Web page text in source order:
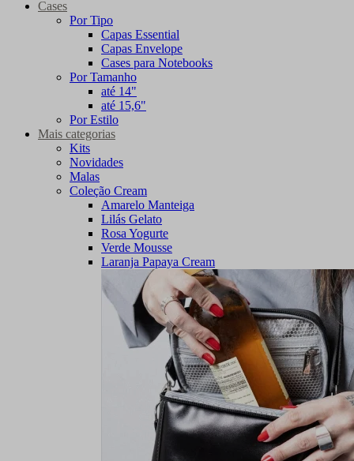
Cases
Por Tipo
Capas Essential
Capas Envelope
Cases para Notebooks
Por Tamanho
até 14"
até 15,6"
Por Estilo
Mais categorias
Kits
Novidades
Malas
Coleção Cream
Amarelo Manteiga
Lilás Gelato
Rosa Yogurte
Verde Mousse
Laranja Papaya Cream